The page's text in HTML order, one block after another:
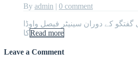
By admin | 0 comment
صحافیوں سے غیر رسمی گفتگو کے دوران سینیٹر فیصل واوڈا
کاRead more
Leave a Comment